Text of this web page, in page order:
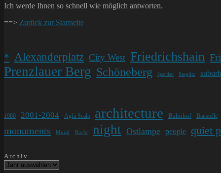
Ich werde Ihnen so schnell wie möglich antworten.
==> Zurück zur Startseite
* Alexanderplatz City West Friedrichshain
Prenzlauer Berg Schöneberg Spandau Steglitz suburb
1980 2001-2004 Agfa Scala architecture Bahnhof Baustelle
monuments Mural Nacht night Ostlampe people quiet
Archiv